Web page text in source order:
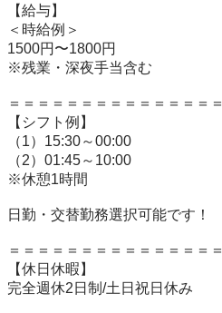
【給与】
＜時給例＞
1500円〜1800円
※残業・深夜手当含む
＝＝＝＝＝＝＝＝＝＝＝＝＝＝＝
【シフト例】
（1）15:30～00:00
（2）01:45～10:00
※休憩1時間
日勤・交替勤務選択可能です！
＝＝＝＝＝＝＝＝＝＝＝＝＝＝＝
【休日休暇】
完全週休2日制/土日祝日休み